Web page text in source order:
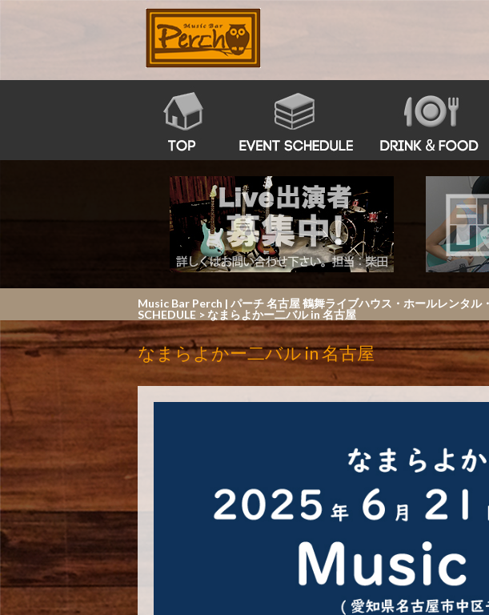
Music Bar Perch | パーチ 名古屋 鶴舞ライブハウス・ホールレンタ
SCHEDULE > なまらよかー二バル in 名古屋
なまらよかー二バル in 名古屋